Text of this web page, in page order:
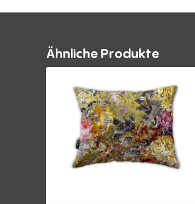
Ähnliche Produkte